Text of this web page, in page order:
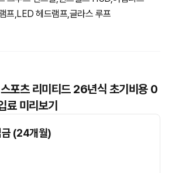
프,LED 헤드램프,글라스 루프
츠 리미티드 26년식 초기비용 0
료 미리보기
금 (24개월)